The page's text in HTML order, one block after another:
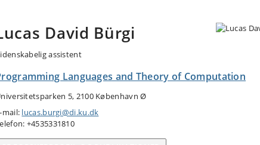
David Bürgi
assistent
Languages and Theory of Computation
5, 2100 København Ø
mail: lucas.burgi@di.ku.dk
+4535331810